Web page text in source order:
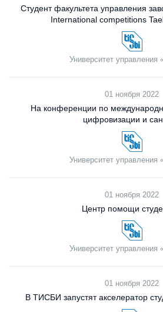
Студент факультета управления
International competitions
Университет
01 ноября 2022
На конференции по
цифровизации и
Университет
01 ноября 2022
Центр помощи
Университет
01 ноября 2022
В ТИСБИ запустят акселератор